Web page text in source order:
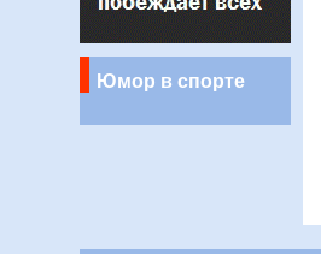
Юмор в спорте